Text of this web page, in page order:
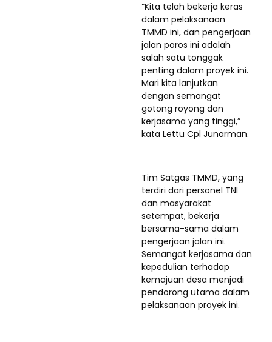
“Kita telah bekerja keras
dalam pelaksanaan
TMMD ini, dan pengerjaan
jalan poros ini adalah
salah satu tonggak
penting dalam proyek ini.
Mari kita lanjutkan
dengan semangat
gotong royong dan
kerjasama yang tinggi,”
kata Lettu Cpl Junarman.
Tim Satgas TMMD, yang
terdiri dari personel TNI
dan masyarakat
setempat, bekerja
bersama-sama dalam
pengerjaan jalan ini.
Semangat kerjasama dan
kepedulian terhadap
kemajuan desa menjadi
pendorong utama dalam
pelaksanaan proyek ini.